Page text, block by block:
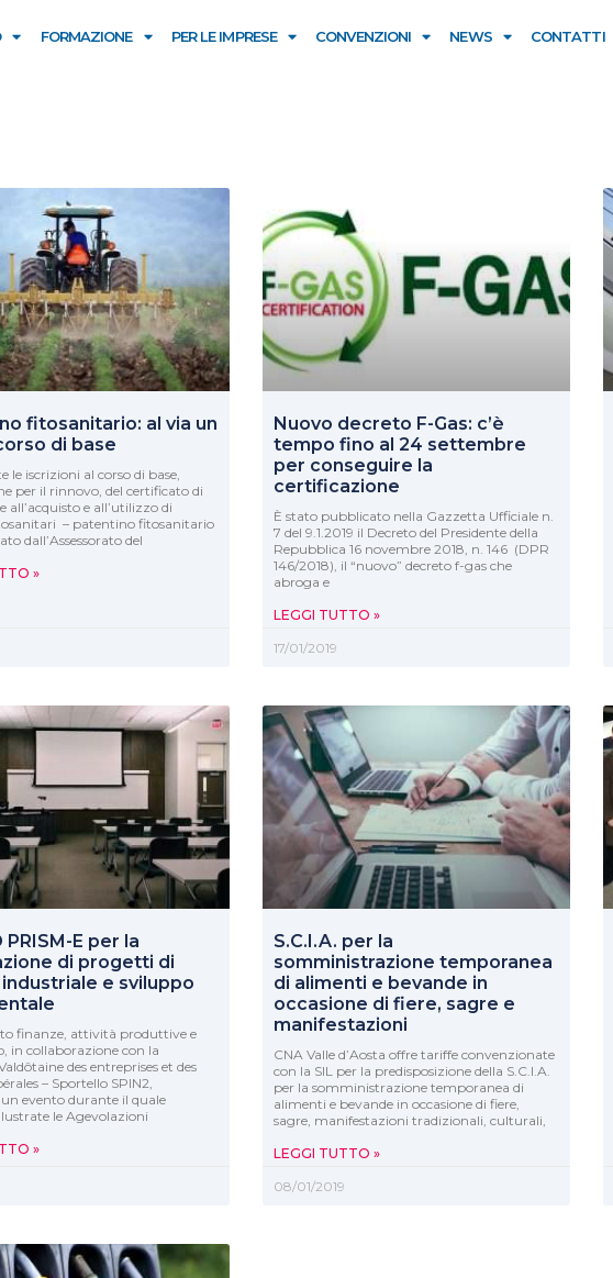
FORMAZIONE PER LE IMPRESE CONVENZIONI NEWS CONTATTI
fitosanitario: al via un
di base
le iscrizioni al corso di base,
per il rinnovo, del certificato di
all’acquisto e all’utilizzo di
– patentino fitosanitario
dall’Assessorato del
»
Nuovo decreto F-Gas: c’è
tempo fino al 24 settembre
per conseguire la
certificazione
È stato pubblicato nella Gazzetta Ufficiale n.
7 del 9.1.2019 il Decreto del Presidente della
Repubblica 16 novembre 2018, n. 146 (DPR
146/2018), il “nuovo” decreto f-gas che
abroga e
LEGGI TUTTO »
17/01/2019
PRISM-E per la
di progetti di
e sviluppo
finanze, attività produttive e
in collaborazione con la
des entreprises et des
– Sportello SPIN2,
evento durante il quale
le Agevolazioni
»
S.C.I.A. per la
somministrazione temporanea
di alimenti e bevande in
occasione di fiere, sagre e
manifestazioni
CNA Valle d’Aosta offre tariffe convenzionate
con la SIL per la predisposizione della S.C.I.A.
per la somministrazione temporanea di
alimenti e bevande in occasione di fiere,
sagre, manifestazioni tradizionali, culturali,
LEGGI TUTTO »
08/01/2019